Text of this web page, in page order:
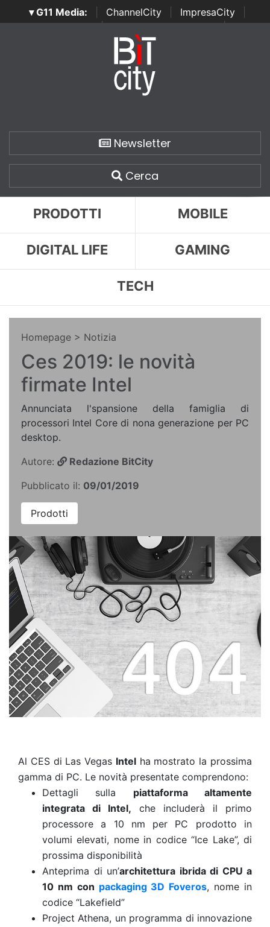
▾ G11 Media: ChannelCity ImpresaCity
SecurityOpenLab | Italian Channel Awards | Italian
Italian Security Awards
Newsletter
Cerca
PRODOTTI MOBILE
DIGITAL LIFE GAMING
TECH
Homepage > Notizia
Ces 2019: le novità
firmate Intel
Annunciata l'spansione della famiglia di
processori Intel Core di nona generazione per PC
desktop.
Autore:
Redazione BitCity
Pubblicato il: 09/01/2019
Prodotti
Al CES di Las Vegas Intelha mostrato la prossima
gamma di PC. Le novità presentate comprendono:
Dettagli sulla
piattaforma altamente
integrata di Intel,
che includerà il primo
processore a 10 nm per PC prodotto in
volumi elevati, nome in codice “Ice Lake”, di
prossima disponibilità
Anteprima di un’architettura ibrida di CPU a
10 nm con packaging 3D Foveros, nome in
codice “Lakefield”
Project Athena, un programma di innovazione